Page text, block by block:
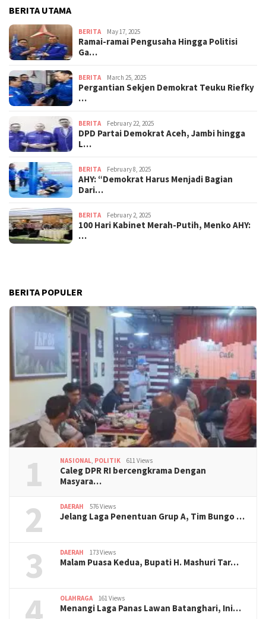
BERITA UTAMA
BERITA May 17, 2025
Ramai-ramai Pengusaha Hingga Politisi
Ga…
BERITA March 25, 2025
Pergantian Sekjen Demokrat Teuku Riefky
…
BERITA February 22, 2025
DPD Partai Demokrat Aceh, Jambi hingga
L…
BERITA February 8, 2025
AHY: “Demokrat Harus Menjadi Bagian
Dari…
BERITA February 2, 2025
100 Hari Kabinet Merah-Putih, Menko AHY:
…
BERITA POPULER
1 NASIONAL, POLITIK 611 Views
Caleg DPR RI bercengkrama Dengan
Masyara…
2 DAERAH 576 Views
Jelang Laga Penentuan Grup A, Tim Bungo …
3 DAERAH 173 Views
Malam Puasa Kedua, Bupati H. Mashuri Tar…
OLAHRAGA 161 Views
Menangi Laga Panas Lawan Batanghari, Ini…